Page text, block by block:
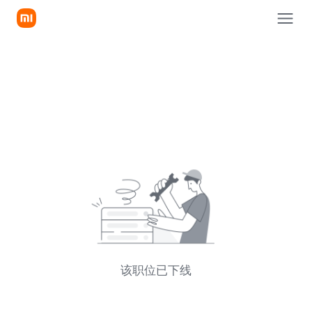
该职位已下线